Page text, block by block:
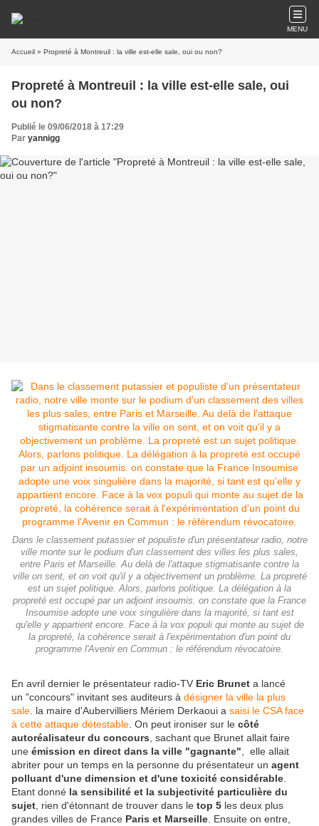
MENU
Accueil » Propreté à Montreuil : la ville est-elle sale, oui ou non?
Propreté à Montreuil : la ville est-elle sale, oui
ou non?
Publié le 09/06/2018 à 17:29
Par yannigg
Dans le classement putassier et populiste d'un présentateur radio, notre
ville monte sur le podium d'un classement des villes les plus sales,
entre Paris et Marseille. Au delà de l'attaque stigmatisante contre la
ville on sent, et on voit qu'il y a objectivement un problème. La propreté
est un sujet politique. Alors, parlons politique. La délégation à la
propreté est occupé par un adjoint insoumis. on constate que la France
Insoumise adopte une voix singulière dans la majorité, si tant est
qu'elle y appartient encore. Face à la vox populi qui monte au sujet de
la propreté, la cohérence serait à l'expérimentation d'un point du
programme l'Avenir en Commun : le référendum révocatoire.
En avril dernier le présentateur radio-TV Eric Brunet a lancé
un "concours" invitant ses auditeurs à désigner la ville la plus
sale . la maire d'Aubervilliers Mériem Derkaoui a saisi le CSA face
à cette attaque détestable . On peut ironiser sur le côté
autoréalisateur du concours , sachant que Brunet allait faire
une émission en direct dans la ville "gagnante" , elle allait
abriter pour un temps en la personne du présentateur un agent
polluant d'une dimension et d'une toxicité considérable
Etant donné la sensibilité et la subjectivité particulière du
sujet , rien d'étonnant de trouver dans le top 5 les deux plus
grandes villes de France Paris et Marseille . Ensuite on entre,